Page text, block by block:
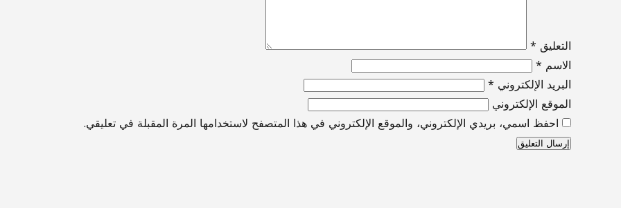
التعليق*
الاسم *
البريد الإلكتروني *
الموقع الإلكتروني
احفظ اسمي، بريدي الإلكتروني، والموقع الإلكتروني في هذا المتصفح لاستخدامها المرة المقبلة في تعليقي.